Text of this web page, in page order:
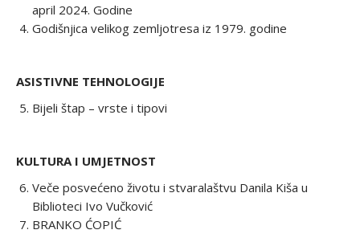
april 2024. Godine
Godišnjica velikog zemljotresa iz 1979. godine
ASISTIVNE TEHNOLOGIJE
Bijeli štap – vrste i tipovi
KULTURA I UMJETNOST
Veče posvećeno životu i stvaralaštvu Danila Kiša u
Biblioteci Ivo Vučković
BRANKO ĆOPIĆ